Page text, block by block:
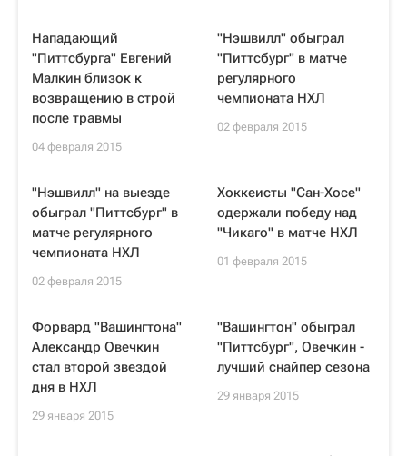
Нападающий
"Питтсбурга" Евгений
Малкин близок к
возвращению в строй
после травмы
04 февраля 2015
"Нэшвилл" обыграл
"Питтсбург" в матче
регулярного
чемпионата НХЛ
02 февраля 2015
"Нэшвилл" на выезде
обыграл "Питтсбург" в
матче регулярного
чемпионата НХЛ
02 февраля 2015
Хоккеисты "Сан-Хосе"
одержали победу над
"Чикаго" в матче НХЛ
01 февраля 2015
Форвард "Вашингтона"
Александр Овечкин
стал второй звездой
дня в НХЛ
29 января 2015
"Вашингтон" обыграл
"Питтсбург", Овечкин -
лучший снайпер сезона
29 января 2015